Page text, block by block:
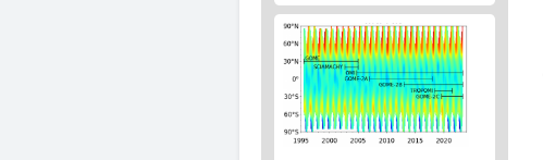
Figure
3
body
text